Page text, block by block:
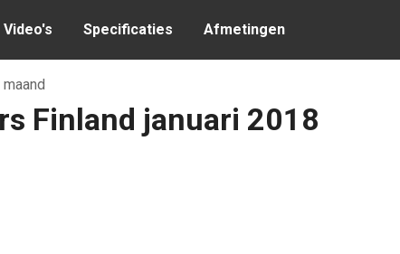
Video's Specificaties Afmetingen
Finland januari 2018